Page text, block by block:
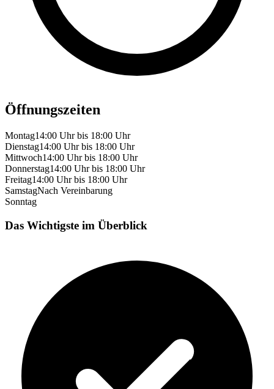
Öffnungszeiten
Montag14:00 Uhr bis 18:00 Uhr
Dienstag14:00 Uhr bis 18:00 Uhr
Mittwoch14:00 Uhr bis 18:00 Uhr
Donnerstag14:00 Uhr bis 18:00 Uhr
Freitag14:00 Uhr bis 18:00 Uhr
SamstagNach Vereinbarung
Sonntag
Das Wichtigste im Überblick